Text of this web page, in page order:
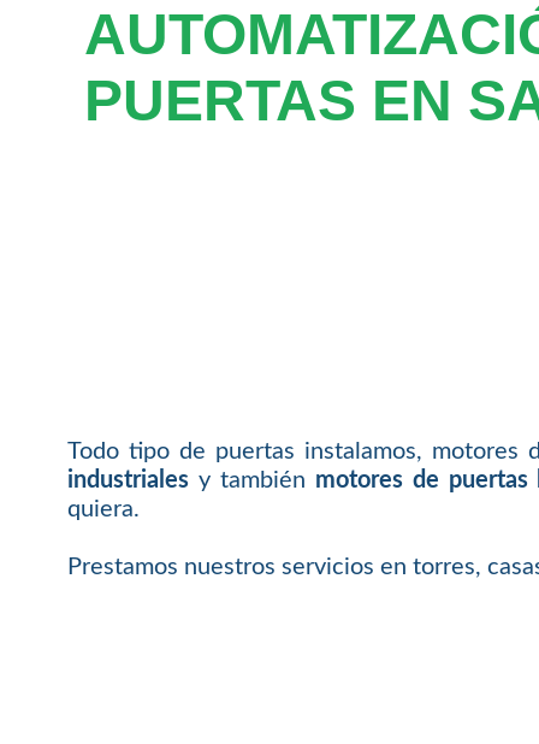
PUERTAS EN
Todo tipo de puertas instalamos, motores
industriales y también motores de puertas
quiera.
Prestamos nuestros servicios en torres,